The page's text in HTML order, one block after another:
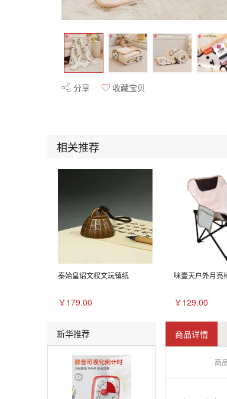
分享 收藏宝贝
相关推荐
秦始皇诏文权文玩镇纸
￥179.00
咪壹天户外月亮
￥129.00
新华推荐 商品详情
商